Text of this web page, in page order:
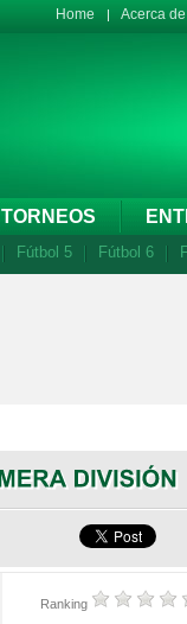
Home Acerca
TORNEOS
Fútbol 5 Fútbol 6
Ranking